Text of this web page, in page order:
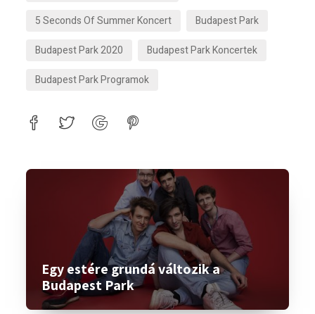
5 Seconds Of Summer Koncert
Budapest Park
Budapest Park 2020
Budapest Park Koncertek
Budapest Park Programok
Egy estére grundá változik a
Budapest Park